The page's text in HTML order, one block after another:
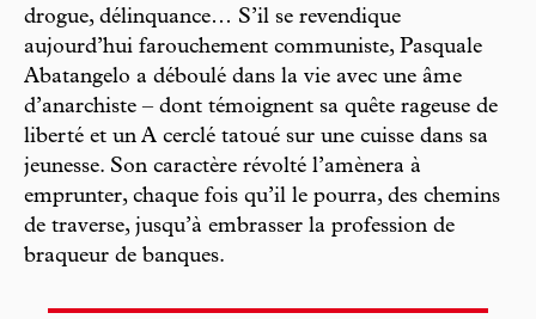
drogue, délinquance… S’il se revendique
aujourd’hui farouchement communiste, Pasquale
Abatangelo a déboulé dans la vie avec une âme
d’anarchiste – dont témoignent sa quête rageuse de
liberté et un A cerclé tatoué sur une cuisse dans sa
jeunesse. Son caractère révolté l’amènera à
emprunter, chaque fois qu’il le pourra, des chemins
de traverse, jusqu’à embrasser la profession de
braqueur de banques.